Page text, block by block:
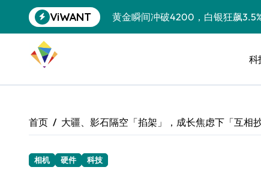
到
ViWANT
黄金瞬间冲破4200，白银狂飙
Peloton 新车实测：屏幕能转、风
Xbox七月大崩盘：裁员3200、卖
谷歌DeepMind创始人辞去CEO，
科
首页 大疆、影石隔空「掐架」，成长焦虑下「互相抄
相机 硬件 科技